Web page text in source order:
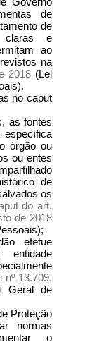
de
de
claras e
ao
na
2018(Lei
no caput
as fontes
específica
órgão ou
ou entes
de
os
do art.
de 2018
efetue
nº 13.709,
de
Proteção
normas
o